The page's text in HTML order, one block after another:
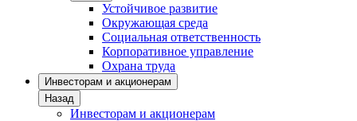
Устойчивое развитие
Окружающая среда
Социальная ответственность
Корпоративное управление
Охрана труда
Инвесторам и акционерам
Назад
Инвесторам и акционерам